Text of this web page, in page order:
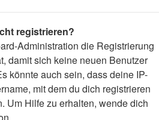
registrieren?
Administration die Registrierung
damit sich keine neuen Benutzer
könnte auch sein, dass deine IP-
mit dem du dich registrieren
Um Hilfe zu erhalten, wende dich